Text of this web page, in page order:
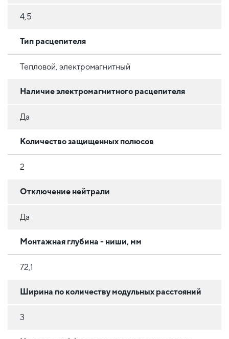
4,5
Тип расцепителя
Тепловой, электромагнитный
Наличие электромагнитного расцепителя
Да
Количество защищенных полюсов
2
Отключение нейтрали
Да
Монтажная глубина - ниши, мм
72,1
Ширина по количеству модульных расстояний
3